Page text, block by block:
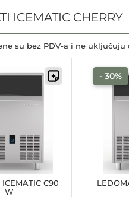
ICEMATIC CHERRY
su bez PDV-a i ne uključuju
C90
W
- 30%